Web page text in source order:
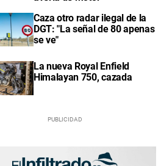
Caza otro radar ilegal de la
DGT: "La señal de 80 apenas
se ve"
La nueva Royal Enfield
Himalayan 750, cazada